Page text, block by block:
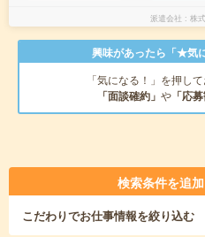
派遣会社 株
興味があったら「★気
「気になる！」を押し
「面談確約」 や 「応
検索条件を追
こだわりでお仕事情報を絞り込む